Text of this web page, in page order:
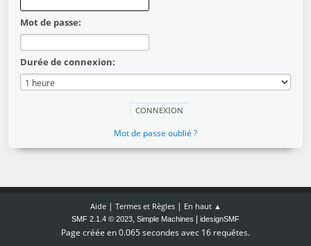
Mot de passe:
Durée de connexion:
Mot de passe oublié ?
Aide| Termes et Règles| En haut ▲
SMF 2.1.4 © 2023, Simple Machines idesignSMF
Page créée en 0.065 secondes avec 16 requêtes.